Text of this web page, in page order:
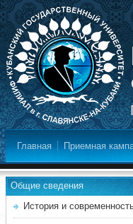
Главная Приемная
Общие сведения
История и